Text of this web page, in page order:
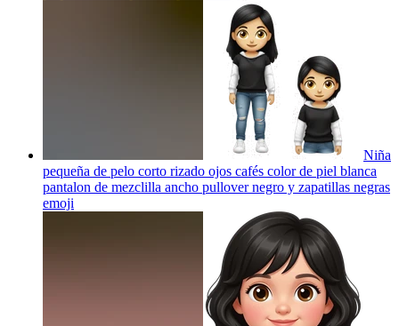
Niña
pequeña de pelo corto rizado ojos cafés color de piel blanca
pantalon de mezclilla ancho pullover negro y zapatillas negras
emoji